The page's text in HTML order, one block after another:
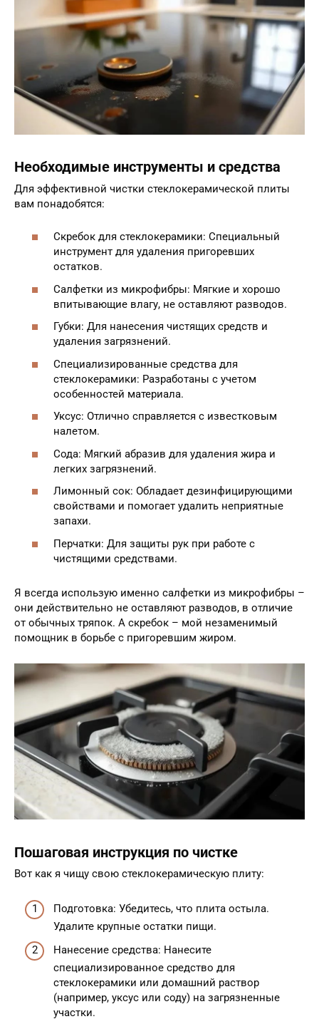
Необходимые инструменты и средства
Для эффективной чистки стеклокерамической плиты
вам понадобятся:
Скребок для стеклокерамики: Специальный
инструмент для удаления пригоревших
остатков.
Салфетки из микрофибры: Мягкие и хорошо
впитывающие влагу, не оставляют разводов.
Губки: Для нанесения чистящих средств и
удаления загрязнений.
Специализированные средства для
стеклокерамики: Разработаны с учетом
особенностей материала.
Уксус: Отлично справляется с известковым
налетом.
Сода: Мягкий абразив для удаления жира и
легких загрязнений.
Лимонный сок: Обладает дезинфицирующими
свойствами и помогает удалить неприятные
запахи.
Перчатки: Для защиты рук при работе с
чистящими средствами.
Я всегда использую именно салфетки из микрофибры –
они действительно не оставляют разводов, в отличие
от обычных тряпок. А скребок – мой незаменимый
помощник в борьбе с пригоревшим жиром.
Пошаговая инструкция по чистке
Вот как я чищу свою стеклокерамическую плиту:
Подготовка: Убедитесь, что плита остыла.
Удалите крупные остатки пищи.
Нанесение средства: Нанесите
специализированное средство для
стеклокерамики или домашний раствор
(например, уксус или соду) на загрязненные
участки.